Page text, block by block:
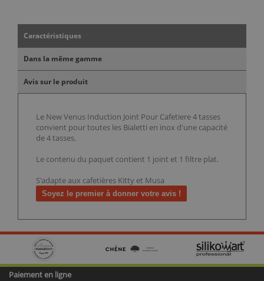
Caractéristiques
Dans la même gamme
Avis sur le produit
Le New Venus Induction Joint Pour Cafetiere 4 tasses
convient pour toutes les Bialetti en inox d'une capacité
de 4 tasses.
Le contenu du paquet contient 1 joint et 1 filtre plat.
S'adapte aux cafetières Kitty et Musa
Soyez le premier à donner votre avis !
Paiement en ligne